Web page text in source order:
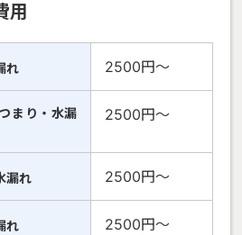
用
れ 2500円〜
まり・水漏
2500円〜
漏れ 2500円〜
れ 2500円〜